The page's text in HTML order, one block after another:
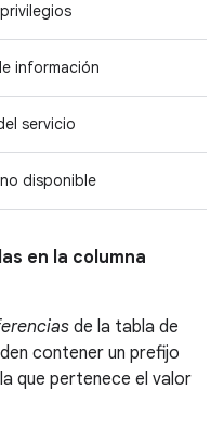
información
servicio
disponible
en la columna
de la tabla de
contener un prefijo
que pertenece el valor